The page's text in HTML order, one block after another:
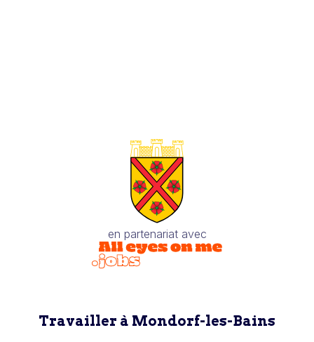
en partenariat avec
Travailler à Mondorf-les-Bains